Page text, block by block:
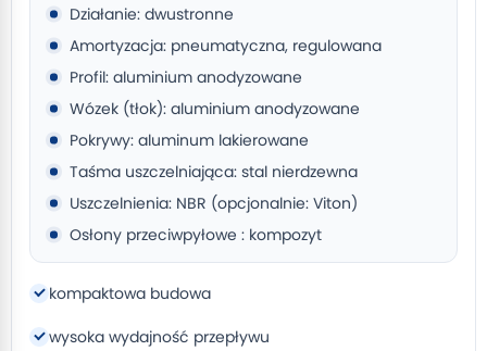
Działanie: dwustronne
Amortyzacja: pneumatyczna, regulowana
Profil: aluminium anodyzowane
Wózek (tłok): aluminium anodyzowane
Pokrywy: aluminum lakierowane
Taśma uszczelniająca: stal nierdzewna
Uszczelnienia: NBR (opcjonalnie: Viton)
Osłony przeciwpyłowe : kompozyt
kompaktowa budowa
wysoka wydajność przepływu